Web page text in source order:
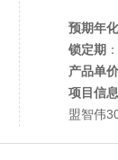
预期年
锁定期
产品单价
项目信息
盟智伟
美柚27号于
美柚6号于
美柚40号于